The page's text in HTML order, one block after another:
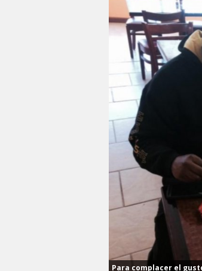
Para complacer el